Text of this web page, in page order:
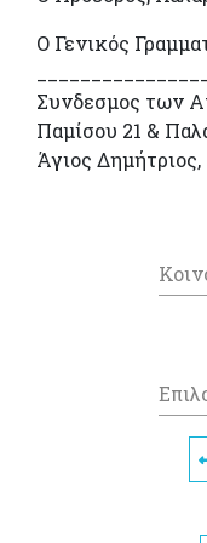
Ο Γενικός
Συνδεσμος των
Παμίσου 21 &
Άγιος